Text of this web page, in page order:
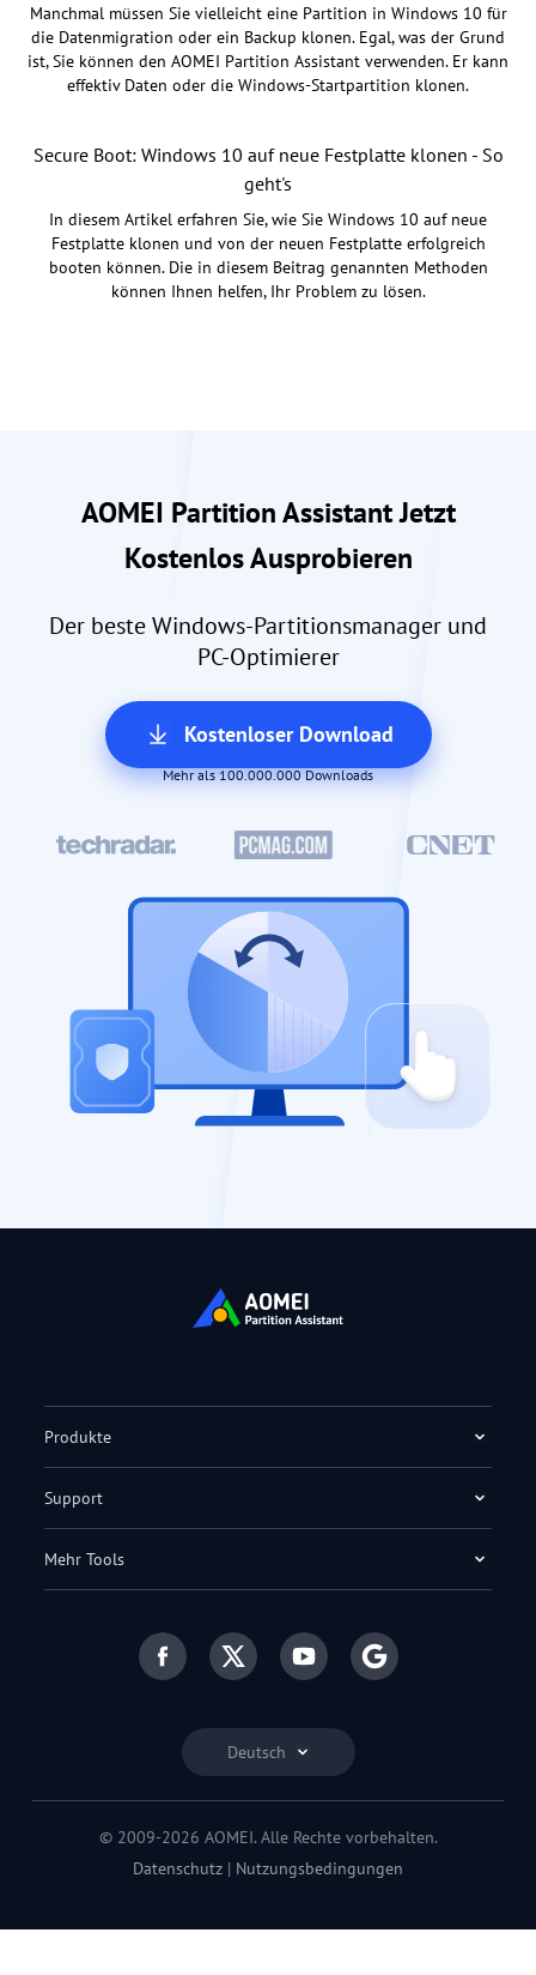
Manchmal müssen Sie vielleicht eine Partition in Windows 10 für
die Datenmigration oder ein Backup klonen. Egal, was der Grund
ist, Sie können den AOMEI Partition Assistant verwenden. Er kann
effektiv Daten oder die Windows-Startpartition klonen.
Secure Boot: Windows 10 auf neue Festplatte klonen - So
geht's
In diesem Artikel erfahren Sie, wie Sie Windows 10 auf neue
Festplatte klonen und von der neuen Festplatte erfolgreich
booten können. Die in diesem Beitrag genannten Methoden
können Ihnen helfen, Ihr Problem zu lösen.
AOMEI Partition Assistant Jetzt
Kostenlos Ausprobieren
Der beste Windows-Partitionsmanager und
PC-Optimierer
Kostenloser Download
Mehr als 100.000.000 Downloads
Deutsch
Produkte
Support
Mehr Tools
© 2009-2026 AOMEI. Alle Rechte vorbehalten.
Datenschutz | Nutzungsbedingungen